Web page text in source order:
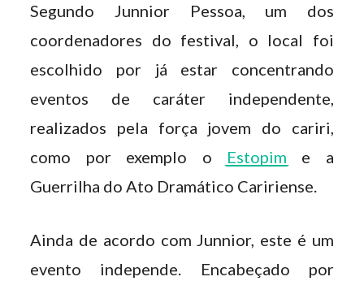
Segundo Junnior Pessoa, um dos
coordenadores do festival, o local foi
escolhido por já estar concentrando
eventos de caráter independente,
realizados pela força jovem do cariri,
como por exemplo o Estopim e a
Guerrilha do Ato Dramático Caririense.
Ainda de acordo com Junnior, este é um
evento independe. Encabeçado por